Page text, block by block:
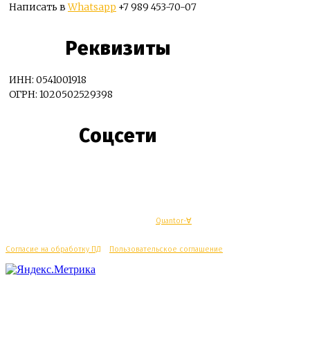
Написать вWhatsapp +7 989 453-70-07
Реквизиты
ИНН: 0541001918
ОГРН: 1020502529398
Соцсети
Quantor-∀
Согласие на обработку ПД Пользовательское соглашение